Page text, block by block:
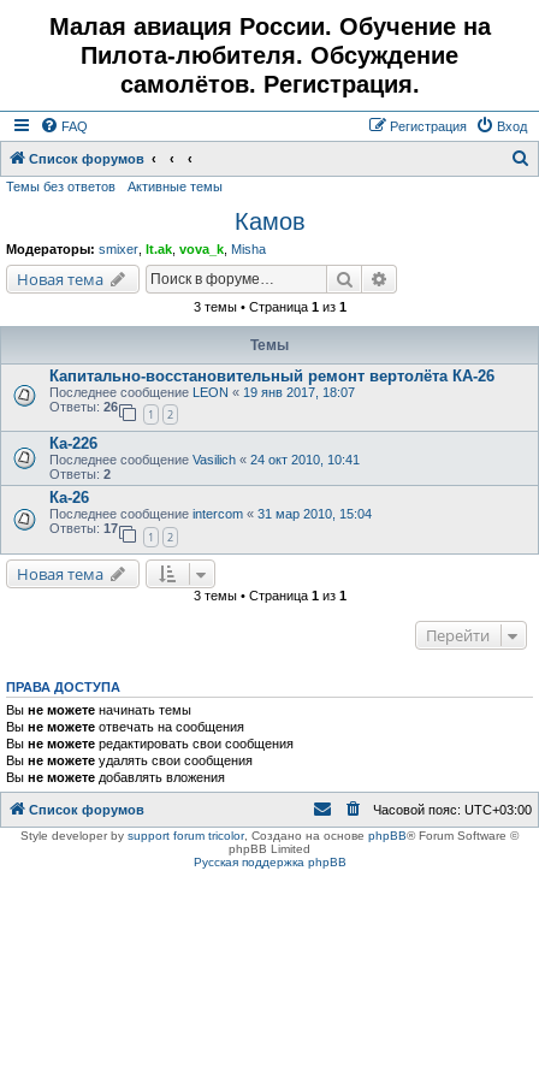
Малая авиация России. Обучение на
Пилота-любителя. Обсуждение
самолётов. Регистрация.
FAQ Вход
Регистрация
Список форумов
Темы без ответов Активные темы
Камов
Модераторы: smixer lt.ak vova_k Misha
Новая тема Поиск
3 темы • Страница 1из 1
Темы
Капитально-восстановительный ремонт вертолёта КА-26
Последнее сообщение LEON « 19 янв 2017, 18:07
Ответы: 26
1 2
Ка-226
Последнее сообщение Vasilich « 24 окт 2010, 10:41
Ответы: 2
Ка-26
Последнее сообщение intercom « 31 мар 2010, 15:04
Ответы: 17
1 2
Новая тема
3 темы • Страница 1из 1
Перейти
ПРАВА ДОСТУПА
Вы не можете начинать темы
Вы не можете отвечать на сообщения
Вы не можете редактировать свои сообщения
Вы не можете удалять свои сообщения
Вы не можете добавлять вложения
Список форумов Часовой пояс: UTC+03:00
Style developer by support forum tricolor, Создано на основе phpBB® Forum Software ©
phpBB Limited
Русская поддержка phpBB